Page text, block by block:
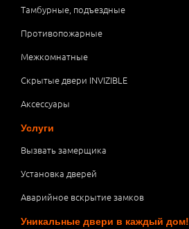
Тамбурные, подъездные
Противопожарные
Межкомнатные
Скрытые двери INVIZIBLE
Аксессуары
Услуги
Вызвать замерщика
Установка дверей
Аварийное вскрытие замков
Уникальные двери в каждый дом!